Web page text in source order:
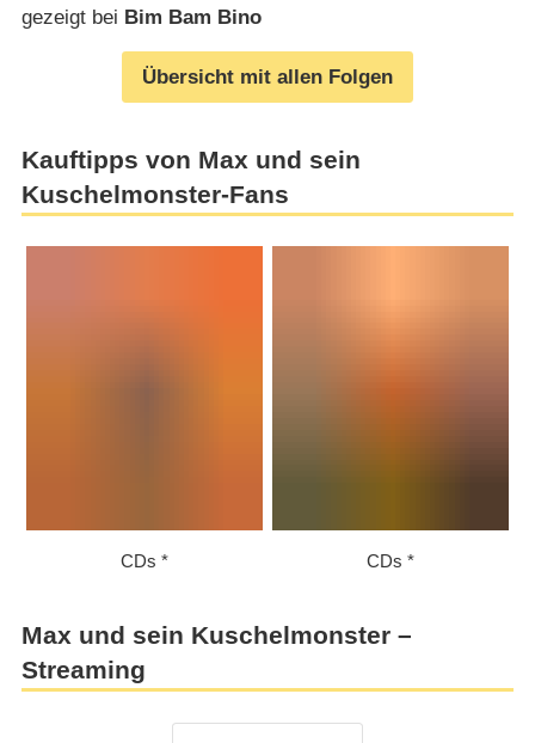
gezeigt bei Bim Bam Bino
Übersicht mit allen Folgen
Kauftipps von Max und sein
Kuschelmonster-Fans
CDs CDs
Max und sein Kuschelmonster –
Streaming